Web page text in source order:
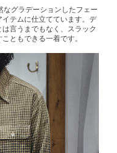
グラデーションしたフェー
テムに仕立てています。デ
言うまでもなく、スラック
ともできる一着です。